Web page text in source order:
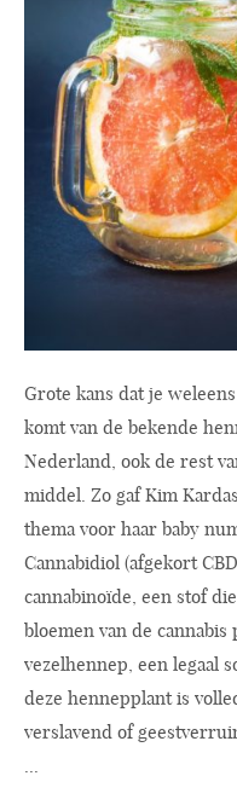
Grote kans dat je
komt van de bekende
Nederland, ook de rest
middel. Zo gaf Kim
thema voor haar baby
Cannabidiol (afgekort
cannabinoïde, een stof
bloemen van de
vezelhennep, een legaal
deze hennepplant is
verslavend of
...